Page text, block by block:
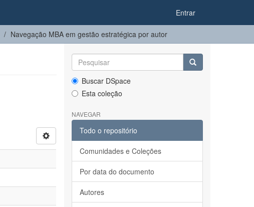
Entrar
Navegação MBA em gestão estratégica por autor
Buscar DSpace
Esta coleção
NAVEGAR
Todo o repositório
Comunidades e Coleções
Por data do documento
Autores